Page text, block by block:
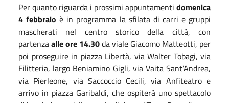
Per quanto riguarda i prossimi appuntamenti domenica
4 febbraio è in programma la sfilata di carri e gruppi
mascherati nel centro storico della città, con
partenzaalle ore 14.30da viale Giacomo Matteotti, per
poi proseguire in piazza Libertà, via Walter Tobagi, via
Filitteria, largo Beniamino Gigli, via Vaita Sant’Andrea,
via Pierleone, via Saccoccio Cecili, via Anfiteatro e
arrivo in piazza Garibaldi, che ospiterà uno spettacolo